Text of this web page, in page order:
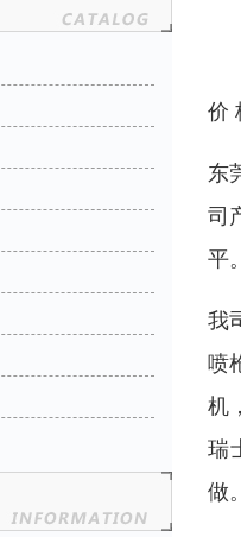
价
东
司
平
我
喷
机
瑞
做